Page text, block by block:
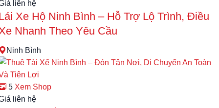
liên hệ
Xe Hộ Ninh Bình – Hỗ Trợ Lộ Trình, Điều
Nhanh Theo Yêu Cầu
Ninh Bình
5 Xem Shop
liên hệ